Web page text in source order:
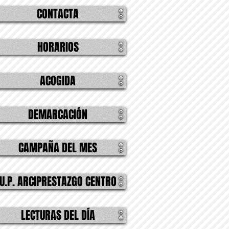
ACOGIDA
CAMPAÑA DEL MES
ARCIPRESTAZGO CENTRO
CONTACTA
HORARIOS
DEMARCACIÓN
LECTURAS DEL DÍA